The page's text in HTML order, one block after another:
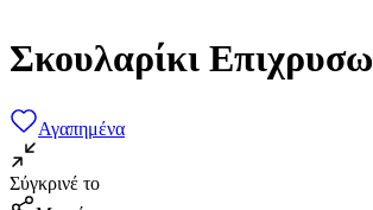
Σκουλαρίκι
Αγαπημένα
Σύγκρινέ το